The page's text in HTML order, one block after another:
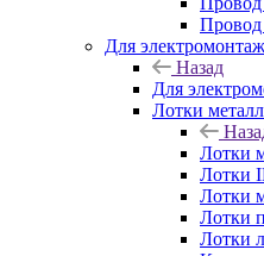
Для
Назад
Для
Лотки
Лотки
Лотки
Лотки
Лотки
Лотки